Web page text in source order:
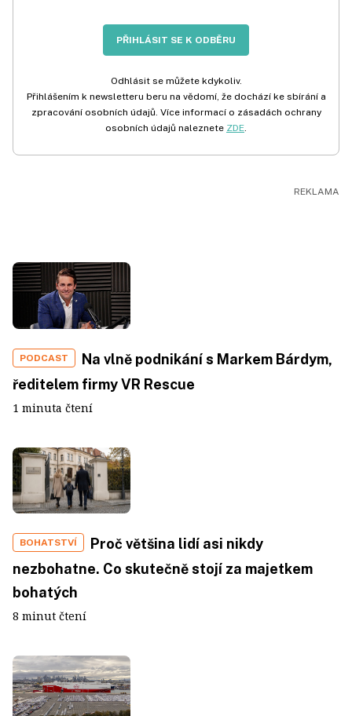
PŘIHLÁSIT SE K ODBĚRU
Odhlásit se můžete kdykoliv.
Přihlášením k newsletteru beru na vědomí, že dochází ke sbírání a
zpracování osobních údajů. Více informací o zásadách ochrany
osobních údajů naleznete ZDE.
PODCAST
Na vlně podnikání s Markem Bárdym,
ředitelem firmy VR Rescue
1 minuta čtení
BOHATSTVÍ
Proč většina lidí asi nikdy
nezbohatne. Co skutečně stojí za majetkem
bohatých
8 minut čtení